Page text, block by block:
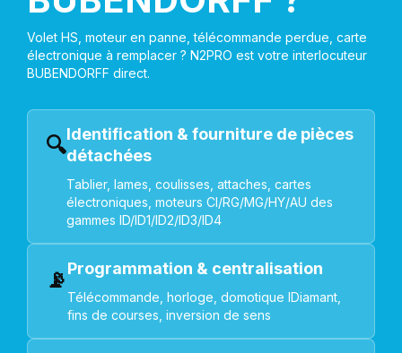
Volet HS, moteur en panne, télécommande perdue, carte
électronique à remplacer ? N2PRO est votre interlocuteur
BUBENDORFF direct.
🔍Identification & fourniture de pièces
détachées
Tablier, lames, coulisses, attaches, cartes
électroniques, moteurs CI/RG/MG/HY/AU des
gammes ID/ID1/ID2/ID3/ID4
📡Programmation & centralisation
Télécommande, horloge, domotique IDiamant,
fins de courses, inversion de sens